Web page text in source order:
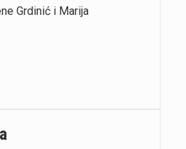
Grdinić i Marija